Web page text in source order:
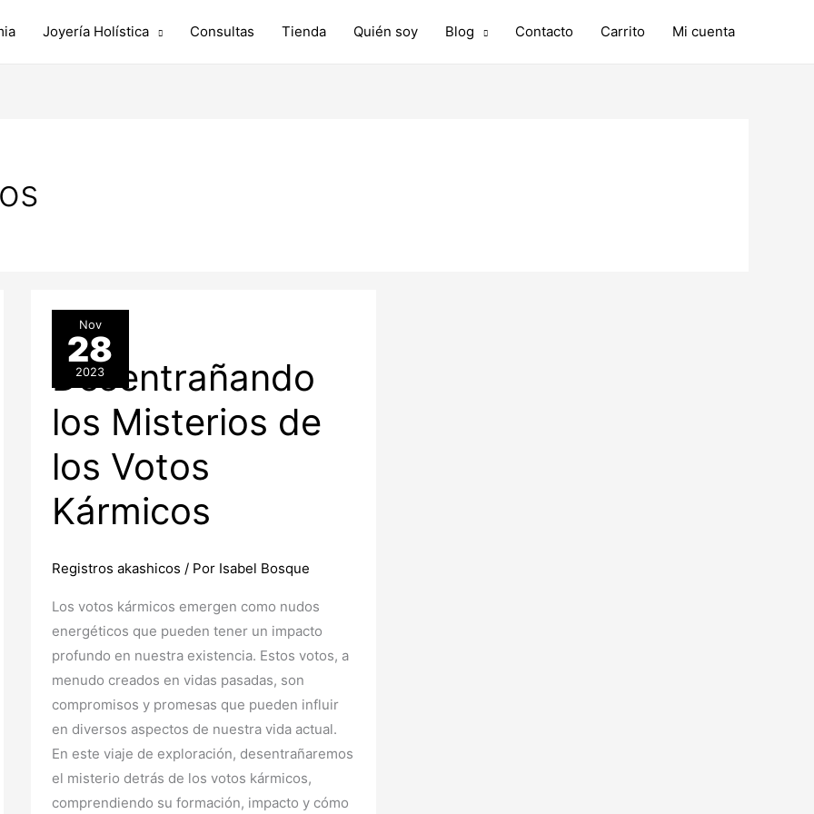
Joyería Holística Consultas Tienda Quién soy Blog Contacto Carrito Mi cuenta
Nov
28
2023
Desentrañando
los Misterios de
los Votos
Kármicos
Registros akashicos / Por Isabel Bosque
Los votos kármicos emergen como nudos
energéticos que pueden tener un impacto
profundo en nuestra existencia. Estos votos, a
menudo creados en vidas pasadas, son
compromisos y promesas que pueden influir
en diversos aspectos de nuestra vida actual.
En este viaje de exploración, desentrañaremos
el misterio detrás de los votos kármicos,
comprendiendo su formación, impacto y cómo